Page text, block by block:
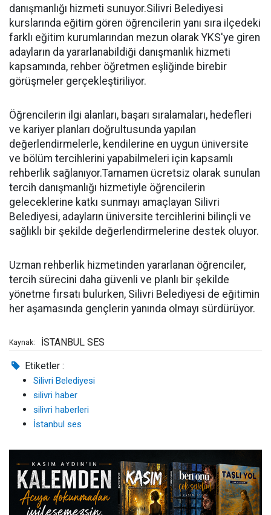
danışmanlığı hizmeti sunuyor.Silivri Belediyesi
kurslarında eğitim gören öğrencilerin yanı sıra ilçedeki
farklı eğitim kurumlarından mezun olarak YKS'ye giren
adayların da yararlanabildiği danışmanlık hizmeti
kapsamında, rehber öğretmen eşliğinde birebir
görüşmeler gerçekleştiriliyor.
Öğrencilerin ilgi alanları, başarı sıralamaları, hedefleri
ve kariyer planları doğrultusunda yapılan
değerlendirmelerle, kendilerine en uygun üniversite
ve bölüm tercihlerini yapabilmeleri için kapsamlı
rehberlik sağlanıyor.Tamamen ücretsiz olarak sunulan
tercih danışmanlığı hizmetiyle öğrencilerin
geleceklerine katkı sunmayı amaçlayan Silivri
Belediyesi, adayların üniversite tercihlerini bilinçli ve
sağlıklı bir şekilde değerlendirmelerine destek oluyor.
Uzman rehberlik hizmetinden yararlanan öğrenciler,
tercih sürecini daha güvenli ve planlı bir şekilde
yönetme fırsatı bulurken, Silivri Belediyesi de eğitimin
her aşamasında gençlerin yanında olmayı sürdürüyor.
Kaynak: İSTANBUL SES
Etiketler :
Silivri Belediyesi
silivri haber
silivri haberleri
İstanbul ses